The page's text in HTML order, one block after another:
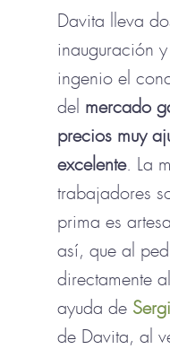
Davita lleva
inauguración
ingenio el
del mercado
precios muy
excelente. La
trabajadores
prima es
así, que al
directamente
ayuda de
de Davita, al